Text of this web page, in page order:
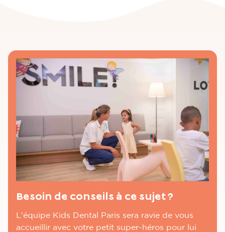
Besoin de conseils à ce sujet ?
L'équipe Kids Dental Paris sera ravie de vous
accueillir avec votre petit super-héros pour lui